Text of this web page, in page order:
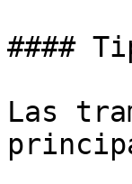
####
Las